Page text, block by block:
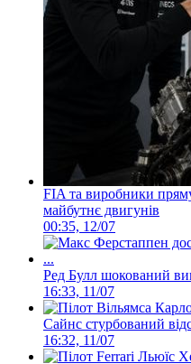
FIA та виробники
майбутнє двигунів
00:35, 12/07
Ред Булл шокований
16:33, 11/07
Сайнс стурбований
16:32, 11/07